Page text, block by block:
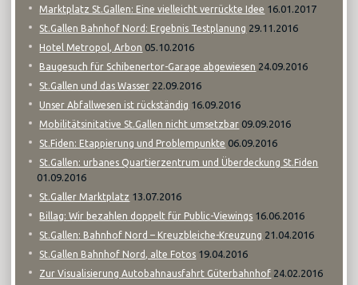
Marktplatz St.Gallen: Eine vielleicht verrückte Idee 16.01.2017
St.Gallen Bahnhof Nord: Ergebnis Testplanung 29.11.2016
Hotel Metropol, Arbon 05.10.2016
Baugesuch für Schibenertor-Garage abgewiesen 24.09.2016
St.Gallen und das Wasser 22.09.2016
Unser Abfallwesen ist rückständig 16.09.2016
Mobilitätsinitative St.Gallen nicht umsetzbar 09.09.2016
St.Fiden: Etappierung und Problempunkte 06.09.2016
St.Gallen: urbanes Quartierzentrum und Überdeckung St.Fiden
01.09.2016
St.Galler Marktplatz 13.07.2016
Billag: Wir bezahlen doppelt für Public-Viewings 16.06.2016
St.Gallen: Bahnhof Nord – Kreuzbleiche-Kreuzung 21.04.2016
St.Gallen Bahnhof Nord, alte Fotos 19.04.2016
Zur Visualisierung Autobahnausfahrt Güterbahnhof 24.02.2016